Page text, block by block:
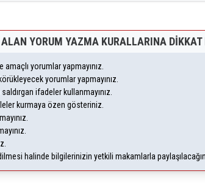
YORUM YAZMA KURALLARINA DIKKAT
yorumlar yapmayınız.
yorumlar yapmayınız.
ifadeler kullanmayınız.
kurmaya özen gösteriniz.
halinde bilgilerinizin yetkili makamlarla